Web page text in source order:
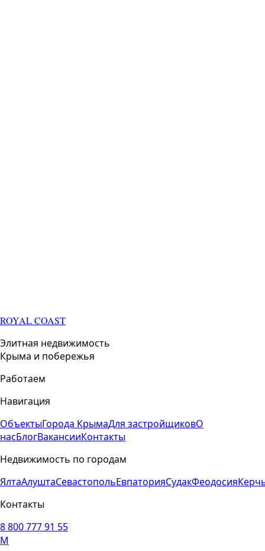
ROYAL COAST
Элитная недвижимость
Крыма и побережья
Работаем
Навигация
ОбъектыГорода КрымаДля застройщиковО
насБлогВакансииКонтакты
Недвижимость по городам
ЯлтаАлуштаСевастопольЕвпаторияСудакФеодосия
Контакты
8 800 777 91 55
M